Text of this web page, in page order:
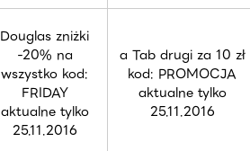
Douglas zniżki
-20% na
wszystko kod:
FRIDAY
aktualne tylko
25.11.2016
a Tab drugi za 10 zł
kod: PROMOCJA
aktualne tylko
25.11.2016